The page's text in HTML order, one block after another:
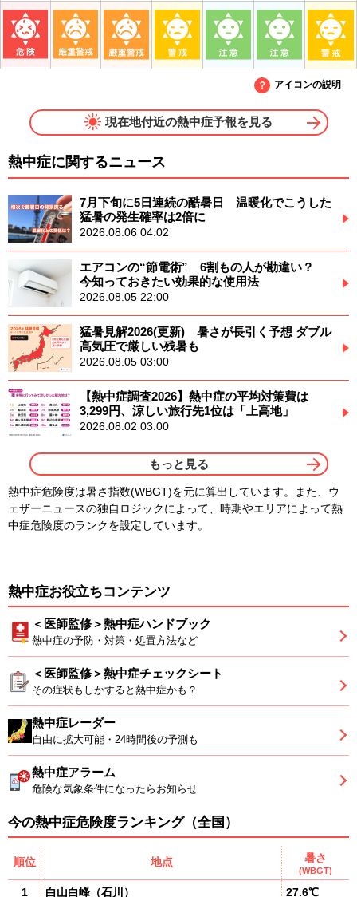
アイコンの説明
現在地付近の熱中症予報を見る
熱中症に関するニュース
7月下旬に5日連続の酷暑日 温暖化でこうした
猛暑の発生確率は2倍に
2026.08.06 04:02
エアコンの“節電術” 6割もの人が勘違い？
今知っておきたい効果的な使用法
2026.08.05 22:00
猛暑見解2026(更新) 暑さが長引く予想 ダブル
高気圧で厳しい残暑も
2026.08.05 03:00
【熱中症調査2026】熱中症の平均対策費は
3,299円、涼しい旅行先1位は「上高地」
2026.08.02 03:00
もっと見る
熱中症危険度は暑さ指数(WBGT)を元に算出しています。また、ウ
ェザーニュースの独自ロジックによって、時期やエリアによって熱
中症危険度のランクを設定しています。
熱中症お役立ちコンテンツ
＜医師監修＞熱中症ハンドブック
熱中症の予防・対策・処置方法など
＜医師監修＞熱中症チェックシート
その症状もしかすると熱中症かも？
熱中症レーダー
自由に拡大可能・24時間後の予測も
熱中症アラーム
危険な気象条件になったらお知らせ
今の熱中症危険度ランキング（全国）
順位 地点 暑さ
(WBGT)
1 白山白峰 （石川 ） 27.6℃